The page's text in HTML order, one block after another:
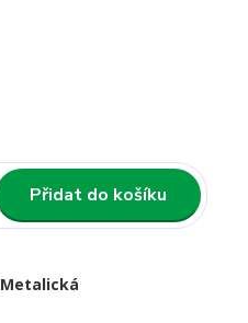
Přidat do košíku
Metalická